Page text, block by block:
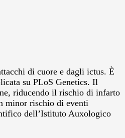
di cuore e dagli ictus. È
su PLoS Genetics. Il
riducendo il rischio di infarto
minor rischio di eventi
dell’Istituto Auxologico